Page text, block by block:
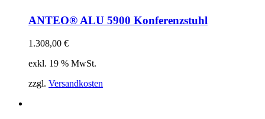
ANTEO® ALU 5900 Konferenzstuhl
1.308,00 €
exkl. 19 % MwSt.
zzgl. Versandkosten